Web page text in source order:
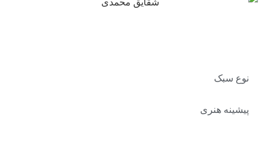
نوع سبک
پیشینه هنری